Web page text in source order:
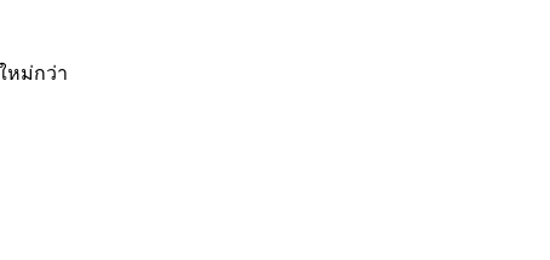
ใหม่กว่า